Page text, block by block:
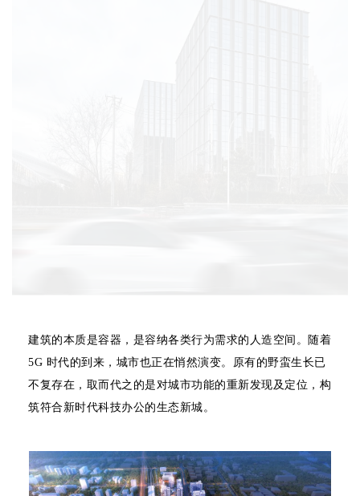
建筑的本质是容器，是容纳各类行为需求的人造空间。随着
5G 时代的到来，城市也正在悄然演变。原有的野蛮生长已
不复存在，取而代之的是对城市功能的重新发现及定位，构
筑符合新时代科技办公的生态新城。